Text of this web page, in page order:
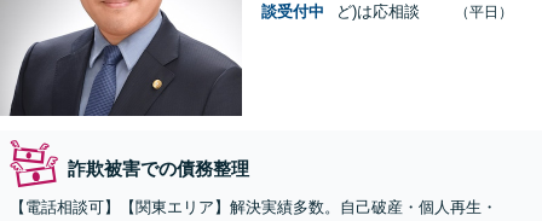
談受付中
ど)は応相談
（平日）
詐欺被害での債務整理
【電話相談可】【関東エリア】解決実績多数。自己破産・個人再生・